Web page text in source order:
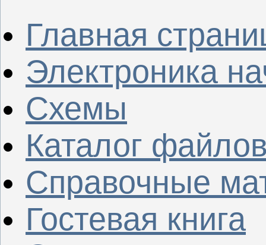
Главная
Электроника
Схемы
Каталог
Справочные
Гостевая книга